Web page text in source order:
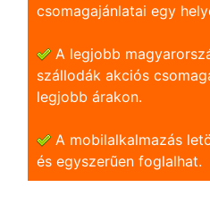
csomagajánlatai egy
A legjobb
szállodák akciós
legjobb árakon.
A mobilalkalmazás
és egyszerũen foglalhat.